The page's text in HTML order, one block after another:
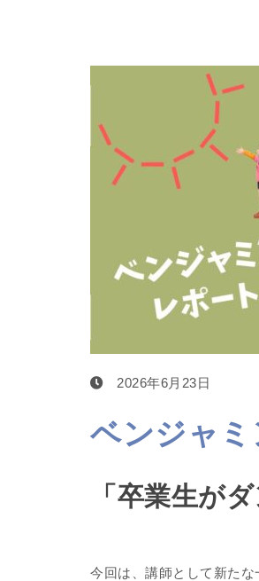
2026年6月23日
ベンジャ
「卒業生が
今回は、講師として新たな